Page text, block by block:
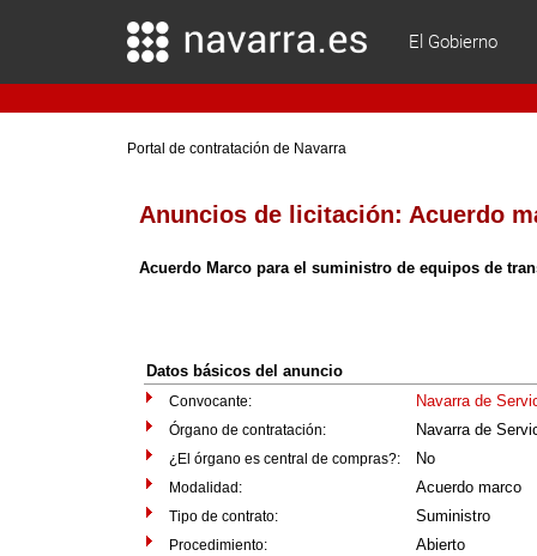
El Gobierno
Portal de contratación de Navarra
Anuncios de licitación: Acuerdo
Acuerdo Marco para el suministro de equipos de
Datos básicos del anuncio
Convocante: Navarra de
Órgano de contratación: Navarra de
¿El órgano es central de compras?: No
Modalidad: Acuerdo marco
Tipo de contrato: Suministro
Procedimiento: Abierto